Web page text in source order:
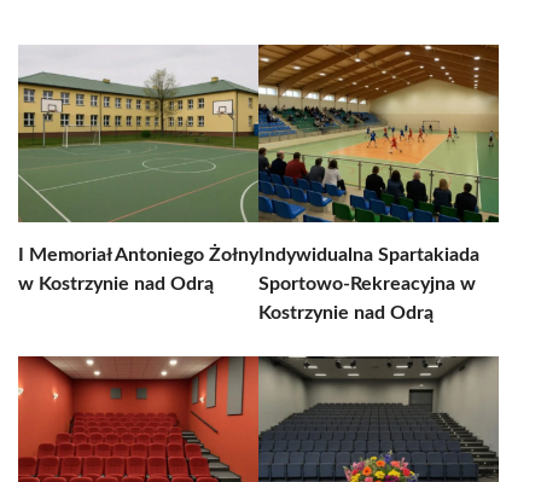
I Memoriał Antoniego Żołny
w Kostrzynie nad Odrą
Indywidualna Spartakiada
Sportowo-Rekreacyjna w
Kostrzynie nad Odrą